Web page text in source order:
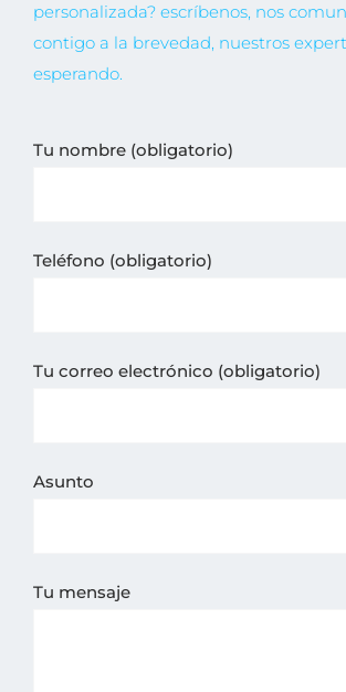
personalizada? escríbenos, nos
contigo a la brevedad, nuestros
esperando.
Tu nombre (obligatorio)
Teléfono (obligatorio)
Tu correo electrónico (obligatorio)
Asunto
Tu mensaje